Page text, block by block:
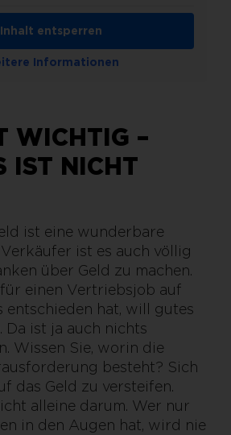
Inhalt entsperren
Informationen
WICHTIG –
IST NICHT
ist eine wunderbare
ist es auch völlig
über Geld zu machen.
einen Vertriebsjob auf
entschieden hat, will gutes
Da ist ja auch nichts
Wissen Sie, worin die
besteht? Sich
das Geld zu versteifen.
alleine darum. Wer nur
in den Augen hat, wird nie